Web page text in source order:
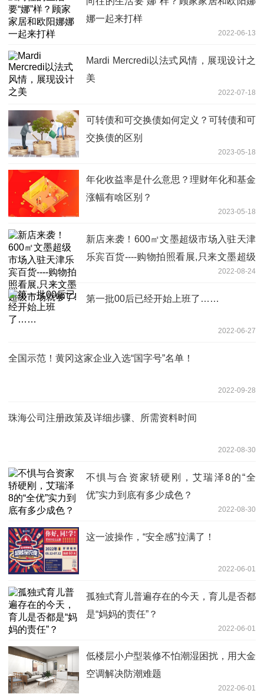
娜一起来打样
2022-06-13
Mardi Mercredi以法式风情，展现设计之
美
2022-07-18
可转债和可交换债如何定义？可转债和可
交换债的区别
2023-05-18
年化收益率是什么意思？理财年化和基金
涨幅有啥区别？
2023-05-18
新店来袭！600㎡文墨超级市场入驻天津
乐宾百货----购物拍照看展,只来文墨超级
2022-08-24
第一批00后已经开始上班了……
2022-06-27
全国示范！黄冈这家企业入选“国字号”名单！
2022-09-28
珠海公司注册政策及详细步骤、所需资料时间
2022-08-30
不惧与合资家轿硬刚，艾瑞泽8的“全
优”实力到底有多少成色？
2022-08-30
这一波操作，“安全感”拉满了！
2022-06-01
孤独式育儿普遍存在的今天，育儿是否都
是“妈妈的责任”？
2022-06-01
低楼层小户型装修不怕潮湿困扰，用大金
空调解决防潮难题
2022-06-01